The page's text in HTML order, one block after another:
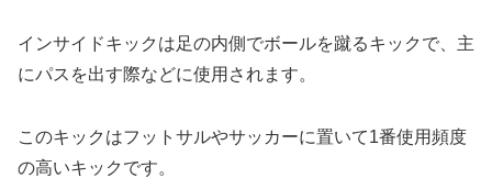
インサイドキックは足の内側でボールを蹴るキックで、主
にパスを出す際などに使用されます。
このキックはフットサルやサッカーに置いて1番使用頻度
の高いキックです。